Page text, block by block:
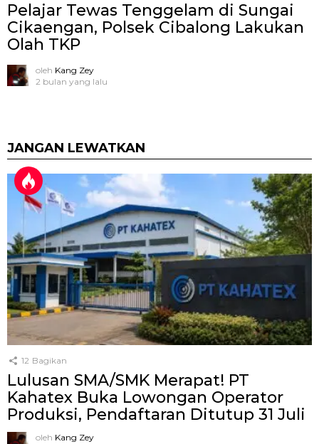
Pelajar Tewas Tenggelam di Sungai
Cikaengan, Polsek Cibalong Lakukan
Olah TKP
oleh Kang Zey
2 bulan yang lalu
JANGAN LEWATKAN
12 Bagikan
Lulusan SMA/SMK Merapat! PT
Kahatex Buka Lowongan Operator
Produksi, Pendaftaran Ditutup 31 Juli
oleh Kang Zey